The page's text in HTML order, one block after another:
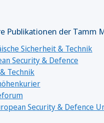
Publikationen der Tamm
Sicherheit & Technik
Security & Defence
Technik
Security & Defence